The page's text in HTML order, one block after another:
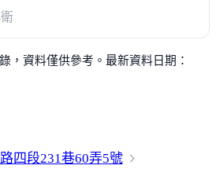
，資料僅供參考。最新資料日期：
四段231巷60弄5號